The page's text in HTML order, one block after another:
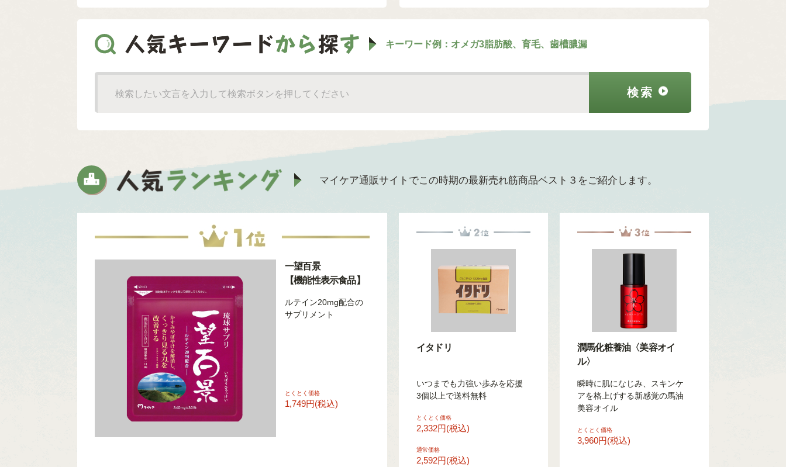
キーワード例：オメガ3脂肪酸、育毛、歯槽膿漏
マイケア通販サイトでこの時期の最新売れ筋商品ベスト３をご紹介します。
一望百景
【機能性表示食品】
ルテイン20mg配合の
サプリメント
とくとく価格
1,749円(税込)
イタドリ
いつまでも力強い歩みを応援
3個以上で送料無料
とくとく価格
2,332円(税込)
通常価格
2,592円(税込)
潤馬化粧養油〈美容オイ
ル〉
瞬時に肌になじみ、スキンケ
アを格上げする新感覚の馬油
美容オイル
とくとく価格
3,960円(税込)